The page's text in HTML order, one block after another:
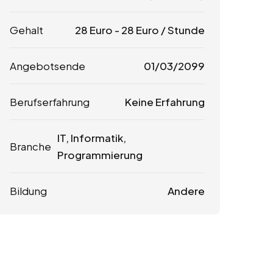
Gehalt 28 Euro - 28 Euro / Stunde
Angebotsende 01/03/2099
Berufserfahrung Keine Erfahrung
Branche
IT, Informatik,
Programmierung
Bildung Andere